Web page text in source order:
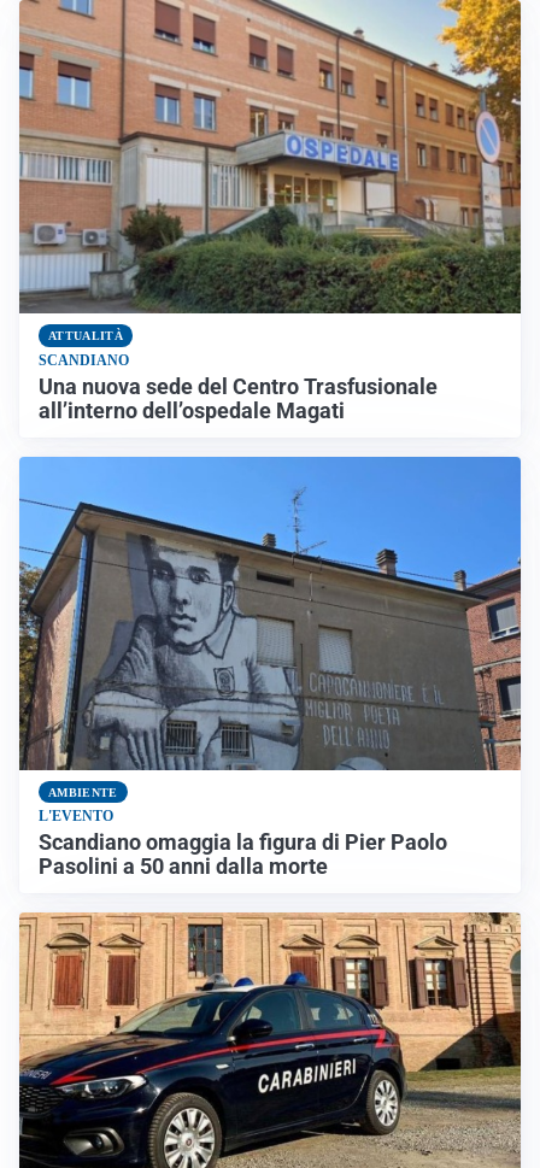
ATTUALITÀ
SCANDIANO
Una nuova sede del Centro Trasfusionale
all’interno dell’ospedale Magati
AMBIENTE
L'EVENTO
Scandiano omaggia la figura di Pier Paolo
Pasolini a 50 anni dalla morte